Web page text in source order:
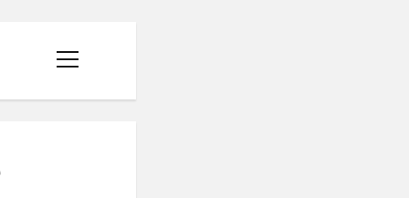
menüyü
aç